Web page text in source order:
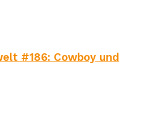
#186: Cowboy und